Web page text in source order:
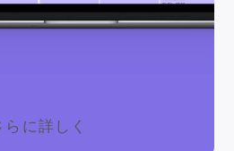
らに詳しく